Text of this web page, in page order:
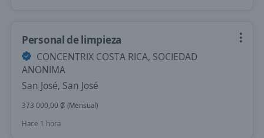
Personal de limpieza
CONCENTRIX COSTA RICA, SOCIEDAD
ANONIMA
San José, San José
373 000,00 ₡ (Mensual)
Hace 1 hora